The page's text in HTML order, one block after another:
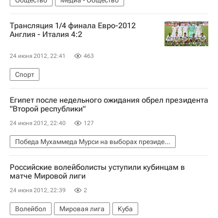
Трансляция 1/4 финала Евро-2012
Англия - Италия 4:2
24 июня 2012, 22:41 463
Спорт
Египет после недельного ожидания обрел президента
"Второй республики"
24 июня 2012, 22:40 127
Победа Мухаммеда Мурси на выборах президента Египта. Реакция, комментарии
Российские волейболисты уступили кубинцам в
матче Мировой лиги
24 июня 2012, 22:39 2
Волейбол Мировая лига Куба